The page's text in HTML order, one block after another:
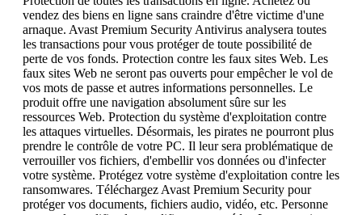
vendez des biens en ligne sans craindre d'être victime d'une
arnaque. Avast Premium Security Antivirus analysera toutes
les transactions pour vous protéger de toute possibilité de
perte de vos fonds. Protection contre les faux sites Web. Les
faux sites Web ne seront pas ouverts pour empêcher le vol de
vos mots de passe et autres informations personnelles. Le
produit offre une navigation absolument sûre sur les
ressources Web. Protection du système d'exploitation contre
les attaques virtuelles. Désormais, les pirates ne pourront plus
prendre le contrôle de votre PC. Il leur sera problématique de
verrouiller vos fichiers, d'embellir vos données ou d'infecter
votre système. Protégez votre système d'exploitation contre les
ransomwares. Téléchargez Avast Premium Security pour
protéger vos documents, fichiers audio, vidéo, etc. Personne